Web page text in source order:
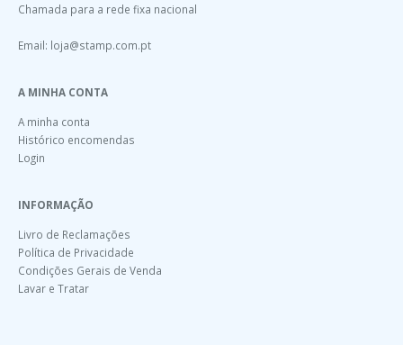
Chamada para a rede fixa nacional
Email: loja@stamp.com.pt
A MINHA CONTA
A minha conta
Histórico encomendas
Login
INFORMAÇÃO
Livro de Reclamações
Política de Privacidade
Condições Gerais de Venda
Lavar e Tratar